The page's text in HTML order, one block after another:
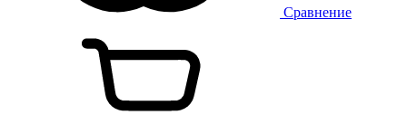
Сравнение